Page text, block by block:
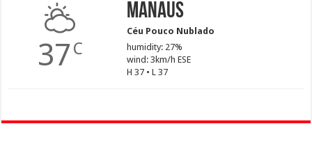
37 C
Manaus
Céu Pouco Nublado
humidity: 27%
wind: 3km/h ESE
H 37 • L 37